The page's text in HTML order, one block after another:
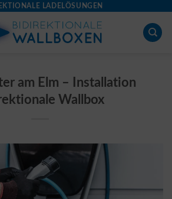
LADELÖSUNGEN
am Elm – Installation
Wallbox